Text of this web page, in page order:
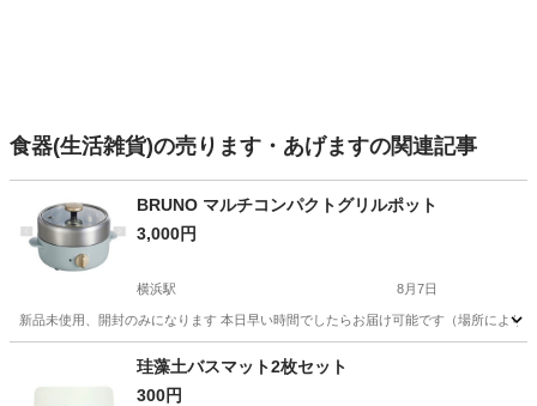
食器(生活雑貨)の売ります・あげますの関連記事
BRUNO マルチコンパクトグリルポット
3,000円
横浜駅 8月7日
新品未使用、開封のみになります 本日早い時間でしたらお届け可能です（場所により
横浜駅 調理器具
珪藻土バスマット2枚セット
300円